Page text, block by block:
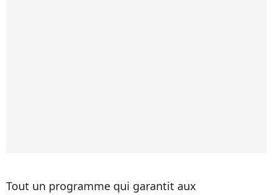
Tout un programme qui garantit aux